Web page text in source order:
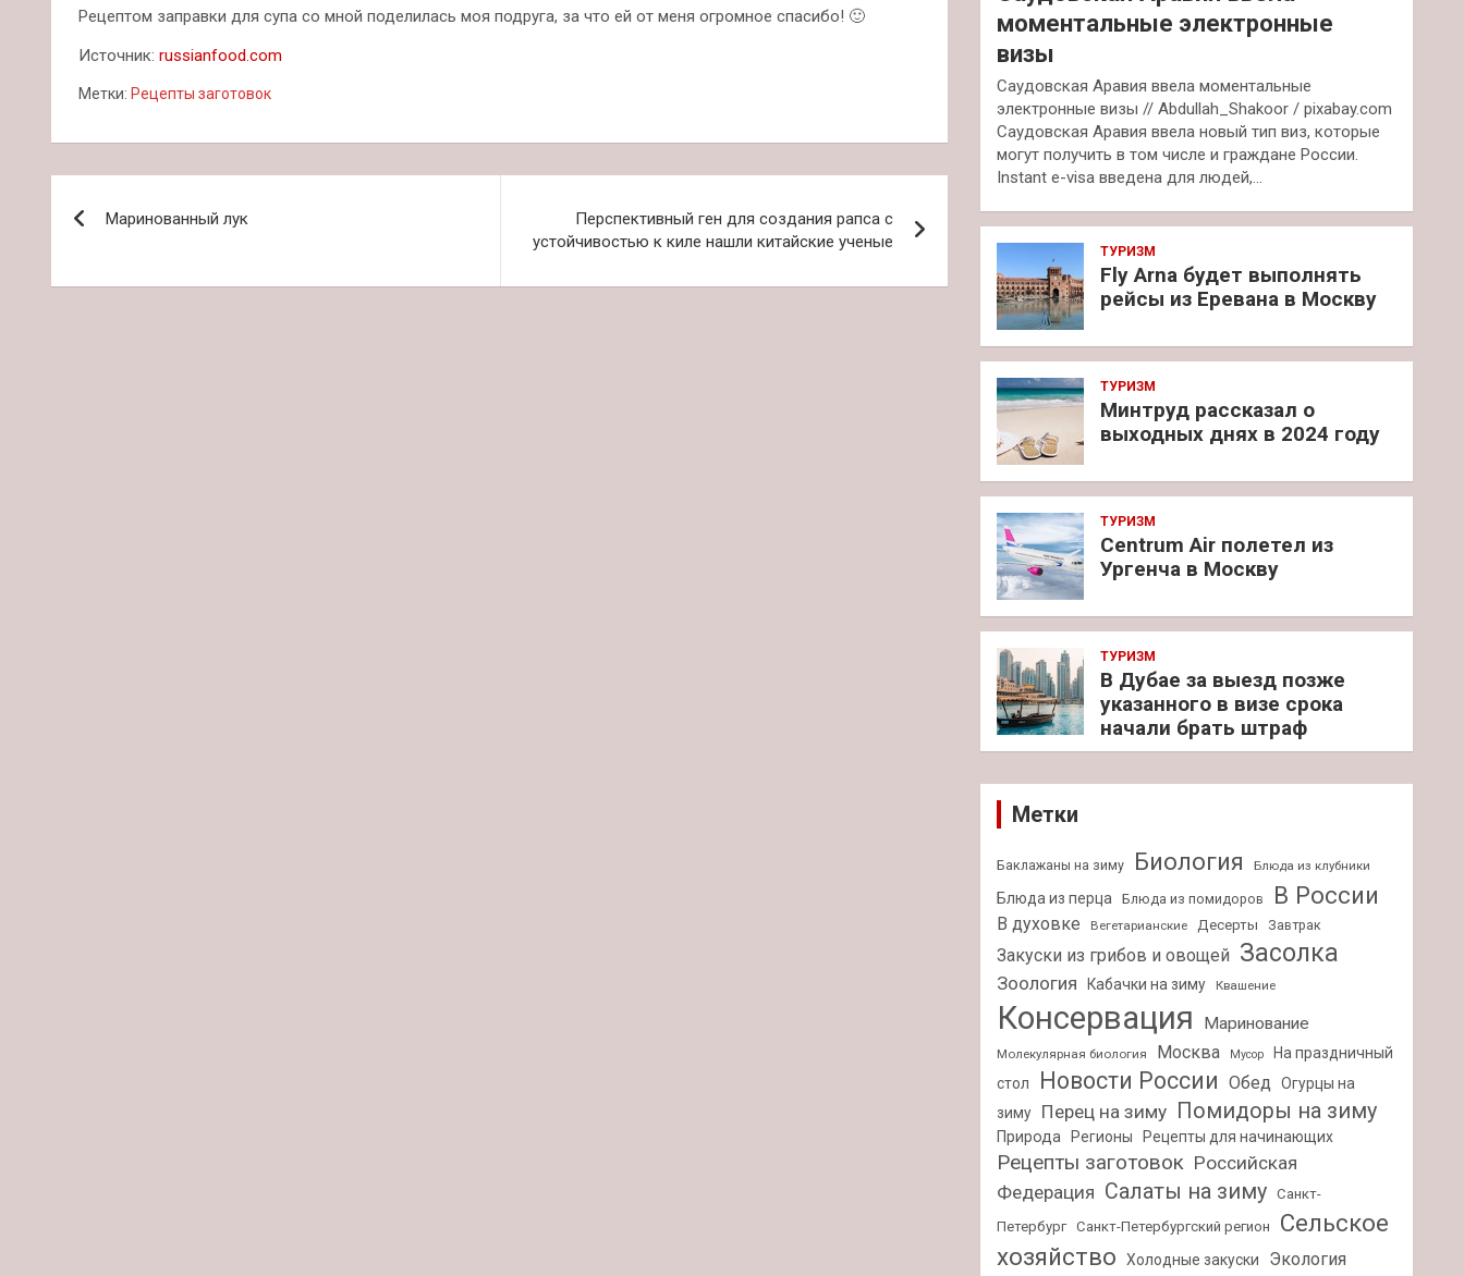
Рецептом заправки для супа со мной поделилась моя подруга, за что ей от меня огромное спасибо! 🙂
Источник: russianfood.com
Метки: Рецепты заготовок
записям
Маринованный лук
Перспективный ген для создания рапса с
устойчивостью к киле нашли китайские ученые
моментальные электронные
визы
Саудовская Аравия ввела моментальные
электронные визы // Abdullah_Shakoor / pixabay.com
Саудовская Аравия ввела новый тип виз, которые
могут получить в том числе и граждане России.
Instant e-visa введена для людей,…
ТУРИЗМ
Fly Arna будет выполнять
рейсы из Еревана в Москву
ТУРИЗМ
Минтруд рассказал о
выходных днях в 2024 году
ТУРИЗМ
Centrum Air полетел из
Ургенча в Москву
ТУРИЗМ
В Дубае за выезд позже
указанного в визе срока
начали брать штраф
Метки
Баклажаны на зиму Биология Блюда из клубники
Блюда из перца Блюда из помидоров В России
В духовке Вегетарианские Десерты Завтрак
Закуски из грибов и овощей Засолка
Зоология Кабачки на зиму Квашение
Консервация Маринование
Молекулярная биология Москва Мусор
На праздничный
стол
Новости России Обед
Огурцы на
зиму
Перец на зиму Помидоры на зиму
Природа Регионы Рецепты для начинающих
Рецепты заготовок Российская
Федерация Салаты на зиму
Санкт-
Петербург Санкт-Петербургский регион
Сельское
хозяйство
Холодные закуски Экология